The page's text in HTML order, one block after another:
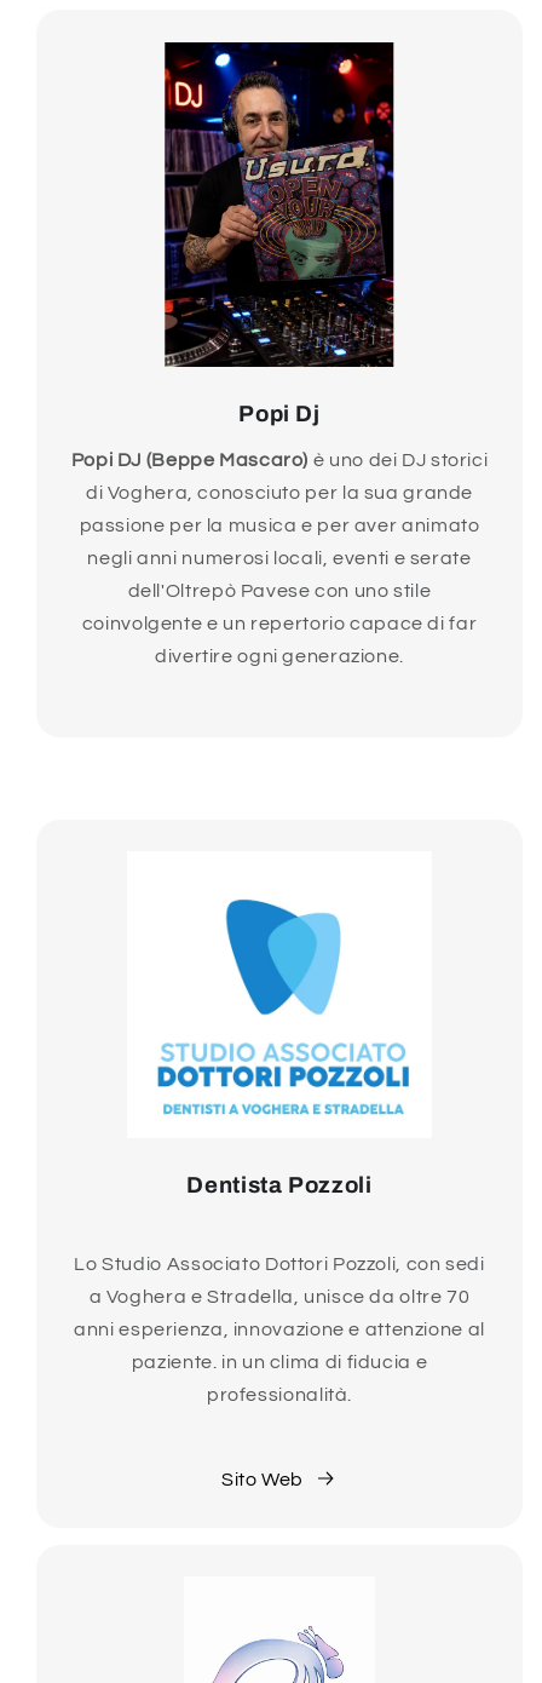
Popi Dj
Popi DJ (Beppe Mascaro) è uno dei DJ storici
di Voghera, conosciuto per la sua grande
passione per la musica e per aver animato
negli anni numerosi locali, eventi e serate
dell'Oltrepò Pavese con uno stile
coinvolgente e un repertorio capace di far
divertire ogni generazione.
Dentista Pozzoli
Lo Studio Associato Dottori Pozzoli, con sedi
a Voghera e Stradella, unisce da oltre 70
anni esperienza, innovazione e attenzione al
paziente. in un clima di fiducia e
professionalità.
Sito Web